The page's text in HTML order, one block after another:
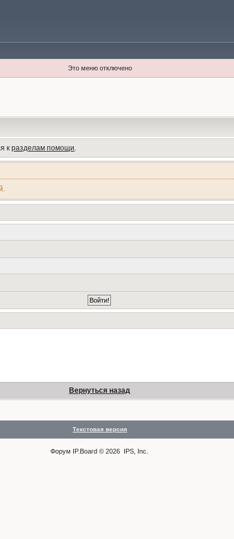
Это меню отключено
кразделам помощи.
Вернуться назад
Текстовая версия
Форум IP.Board © 2026 IPS, Inc